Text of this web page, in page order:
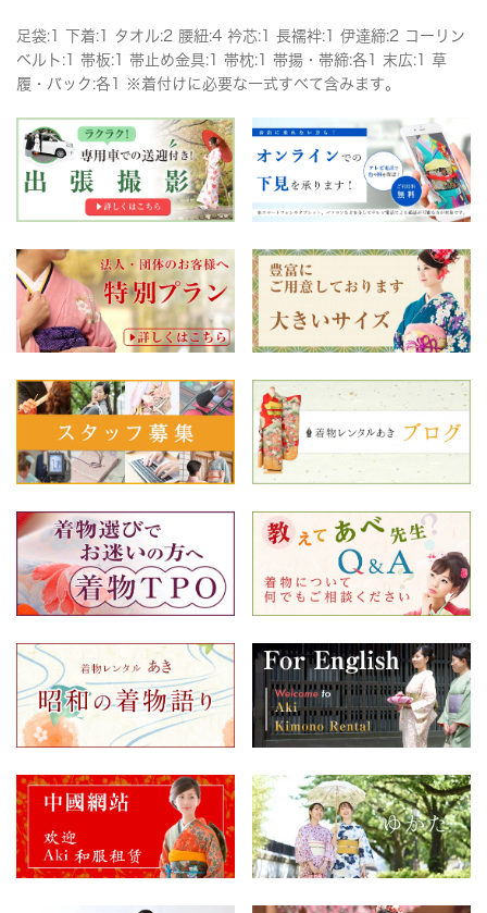
足袋:1 下着:1 タオル:2 腰紐:4 衿芯:1 長襦袢:1 伊達締:2 コーリン
ベルト:1 帯板:1 帯止め金具:1 帯枕:1 帯揚・帯締:各1 末広:1 草
履・バック:各1 ※着付けに必要な一式すべて含みます。